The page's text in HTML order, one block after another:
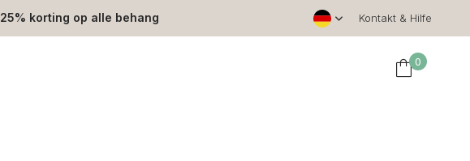
25% korting op alle behang Kontakt & Hilfe
0